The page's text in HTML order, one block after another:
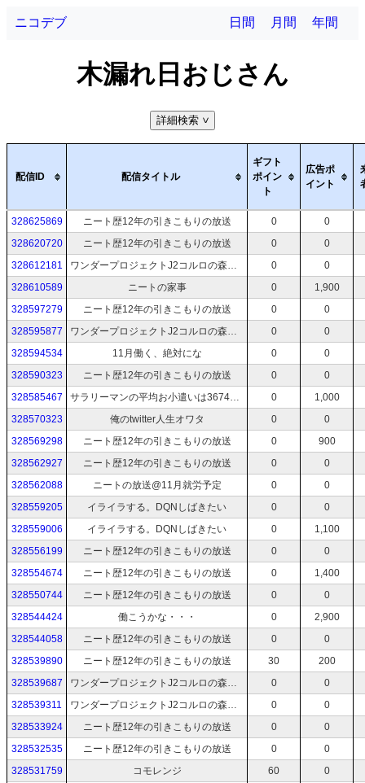
ニコデブ 日間 月間 年間
木漏れ日おじさん
詳細検索 >
配信ID 配信タイトル
ギフト
ポイン
ト
広告ポ
イント
328625869 ニート歴12年の引きこもりの放送 0
0
328620720
ニート歴12年の引きこもりの放送 0
0
328612181
ワンダープロジェクトJ2コルロの森のジョゼット 0
0
328610589
ニートの家事 0
1,900
328597279
ニート歴12年の引きこもりの放送 0
0
328595877
ワンダープロジェクトJ2コルロの森のジョゼット 0
0
328594534
11月働く、絶対にな 0
0
328590323
ニート歴12年の引きこもりの放送 0
0
328585467
サラリーマンの平均お小遣いは36747円 0
1,000
328570323
俺のtwitter人生オワタ 0
0
328569298
ニート歴12年の引きこもりの放送 0
900
328562927
ニート歴12年の引きこもりの放送 0
0
328562088
ニートの放送@11月就労予定 0
0
328559205
イライラする。DQNしばきたい 0
0
328559006
イライラする。DQNしばきたい 0
1,100
328556199
ニート歴12年の引きこもりの放送 0
0
328554674
ニート歴12年の引きこもりの放送 0
1,400
328550744
ニート歴12年の引きこもりの放送 0
0
328544424
働こうかな・・・ 0
2,900
328544058
ニート歴12年の引きこもりの放送 0
0
328539890
ニート歴12年の引きこもりの放送 30
200
328539687
ワンダープロジェクトJ2コルロの森のジョゼット 0
0
328539311
ワンダープロジェクトJ2コルロの森のジョゼット 0
0
328533924
ニート歴12年の引きこもりの放送 0
0
328532535
ニート歴12年の引きこもりの放送 0
0
328531759
コモレンジ 60
0